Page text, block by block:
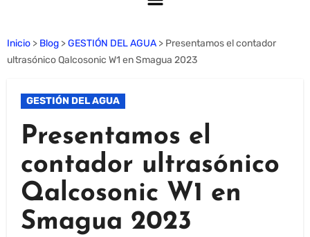
Inicio> Blog>GESTIÓN DEL AGUA> Presentamos el contador
ultrasónico Qalcosonic W1 en Smagua 2023
GESTIÓN DEL AGUA
Presentamos el
contador ultrasónico
Qalcosonic W1 en
Smagua 2023